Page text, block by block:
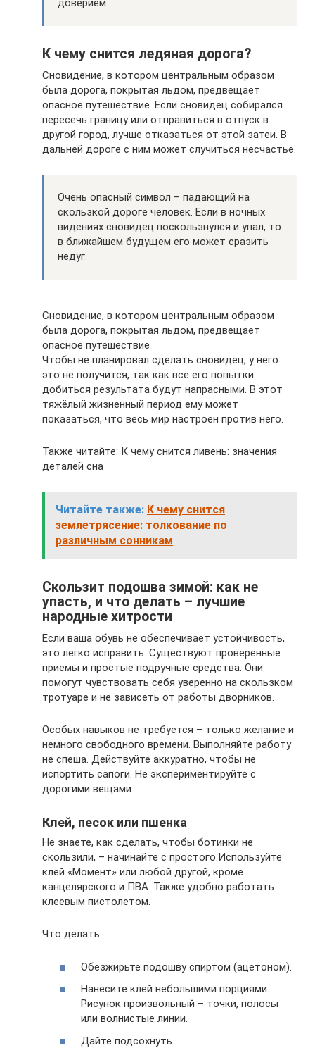
доверием.
К чему снится ледяная дорога?
Сновидение, в котором центральным образом
была дорога, покрытая льдом, предвещает
опасное путешествие. Если сновидец собирался
пересечь границу или отправиться в отпуск в
другой город, лучше отказаться от этой затеи. В
дальней дороге с ним может случиться несчастье.
Очень опасный символ – падающий на
скользкой дороге человек. Если в ночных
видениях сновидец поскользнулся и упал, то
в ближайшем будущем его может сразить
недуг.
Сновидение, в котором центральным образом
была дорога, покрытая льдом, предвещает
опасное путешествие
Чтобы не планировал сделать сновидец, у него
это не получится, так как все его попытки
добиться результата будут напрасными. В этот
тяжёлый жизненный период ему может
показаться, что весь мир настроен против него.
Также читайте: К чему снится ливень: значения
деталей сна
Читайте также: К чему снится
землетрясение: толкование по
различным сонникам
Скользит подошва зимой: как не
упасть, и что делать – лучшие
народные хитрости
Если ваша обувь не обеспечивает устойчивость,
это легко исправить. Существуют проверенные
приемы и простые подручные средства. Они
помогут чувствовать себя уверенно на скользком
тротуаре и не зависеть от работы дворников.
Особых навыков не требуется – только желание и
немного свободного времени. Выполняйте работу
не спеша. Действуйте аккуратно, чтобы не
испортить сапоги. Не экспериментируйте с
дорогими вещами.
Клей, песок или пшенка
Не знаете, как сделать, чтобы ботинки не
скользили, – начинайте с простого.Используйте
клей «Момент» или любой другой, кроме
канцелярского и ПВА. Также удобно работать
клеевым пистолетом.
Что делать:
Обезжирьте подошву спиртом (ацетоном).
Нанесите клей небольшими порциями.
Рисунок произвольный – точки, полосы
или волнистые линии.
Дайте подсохнуть.